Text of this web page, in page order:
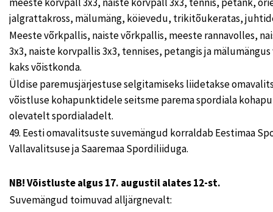
jalgrattakross, mälumäng, köievedu, trikitõukeratas,
Meeste võrkpallis, naiste võrkpallis, meeste rannavolles,
3x3, naiste korvpallis 3x3, tennises, petangis ja
kaks võistkonda.
Üldise paremusjärjestuse selgitamiseks liidetakse
võistluse kohapunktidele seitsme parema spordiala
olevatelt spordialadelt.
49. Eesti omavalitsuste suvemängud korraldab Eestimaa
Vallavalitsuse ja Saaremaa Spordiliiduga.
NB! Võistluste algus 17. augustil alates 12-st.
Suvemängud toimuvad alljärgnevalt: